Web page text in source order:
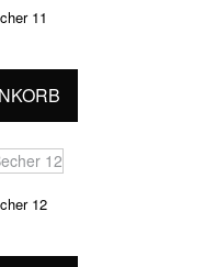
11
12